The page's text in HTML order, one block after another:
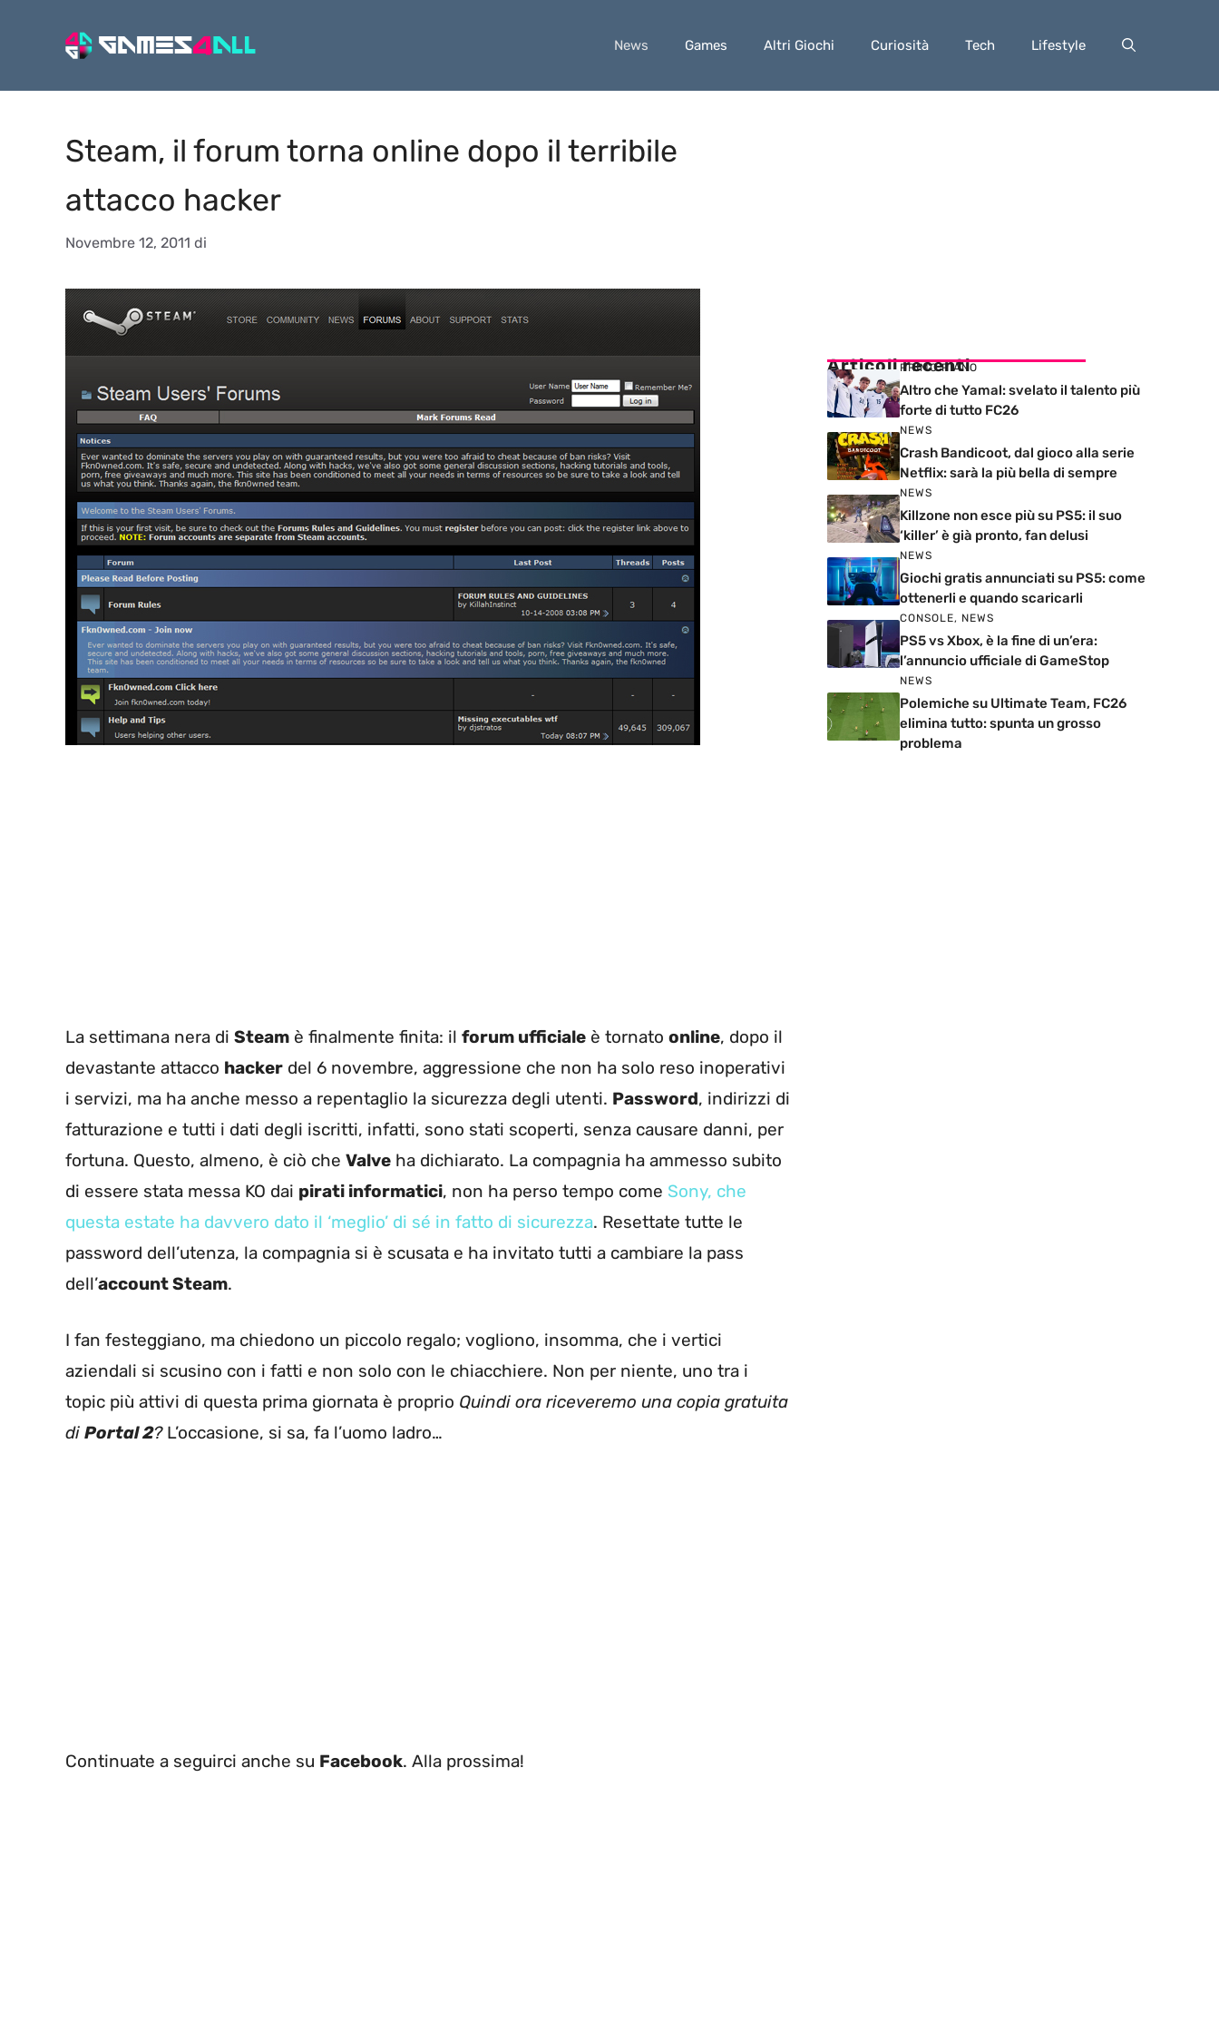
News Games Altri Giochi Curiosità Tech Lifestyle
Steam, il forum torna online dopo il terribile
attacco hacker
Novembre 12, 2011 di
La settimana nera di Steam è finalmente finita: il forum ufficiale è tornato online, dopo il
devastante attacco hacker del 6 novembre, aggressione che non ha solo reso inoperativi
i servizi, ma ha anche messo a repentaglio la sicurezza degli utenti. Password, indirizzi di
fatturazione e tutti i dati degli iscritti, infatti, sono stati scoperti, senza causare danni, per
fortuna. Questo, almeno, è ciò che Valve ha dichiarato. La compagnia ha ammesso subito
di essere stata messa KO dai pirati informatici, non ha perso tempo come Sony, che
questa estate ha davvero dato il ‘meglio’ di sé in fatto di sicurezza. Resettate tutte le
password dell’utenza, la compagnia si è scusata e ha invitato tutti a cambiare la pass
dell’account Steam.
I fan festeggiano, ma chiedono un piccolo regalo; vogliono, insomma, che i vertici
aziendali si scusino con i fatti e non solo con le chiacchiere. Non per niente, uno tra i
topic più attivi di questa prima giornata è proprio Quindi ora riceveremo una copia gratuita
di Portal 2?L’occasione, si sa, fa l’uomo ladro…
Continuate a seguirci anche su Facebook. Alla prossima!
Articoli recenti
PRIMO PIANO
Altro che Yamal: svelato il talento più
forte di tutto FC26
NEWS
Crash Bandicoot, dal gioco alla serie
Netflix: sarà la più bella di sempre
NEWS
Killzone non esce più su PS5: il suo
‘killer’ è già pronto, fan delusi
NEWS
Giochi gratis annunciati su PS5: come
ottenerli e quando scaricarli
CONSOLE, NEWS
PS5 vs Xbox, è la fine di un’era:
l’annuncio ufficiale di GameStop
NEWS
Polemiche su Ultimate Team, FC26
elimina tutto: spunta un grosso
problema